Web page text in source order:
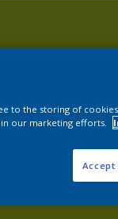
to the storing of
in our marketing efforts.
Accept